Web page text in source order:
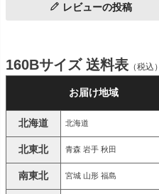
レビューの投稿
160Bサイズ 送料表 （税込）
お届け地域
北海道 北海道
北東北 青森 岩手 秋田
南東北 宮城 山形 福島